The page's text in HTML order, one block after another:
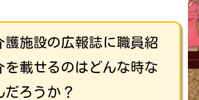
護施設の広報誌に職員紹
を載せるのはどんな時な
だろうか？